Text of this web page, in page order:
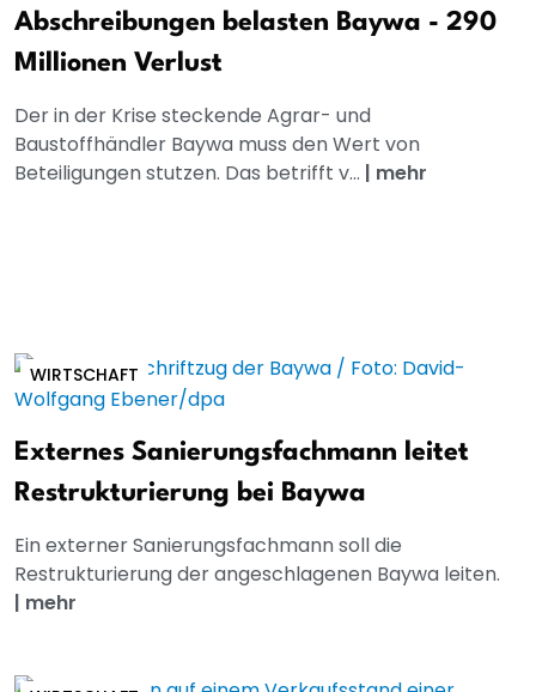
Abschreibungen belasten Baywa - 290
Millionen Verlust
Der in der Krise steckende Agrar- und
Baustoffhändler Baywa muss den Wert von
Beteiligungen stutzen. Das betrifft v... | mehr
WIRTSCHAFT
Externes Sanierungsfachmann leitet
Restrukturierung bei Baywa
Ein externer Sanierungsfachmann soll die
Restrukturierung der angeschlagenen Baywa leiten.
| mehr